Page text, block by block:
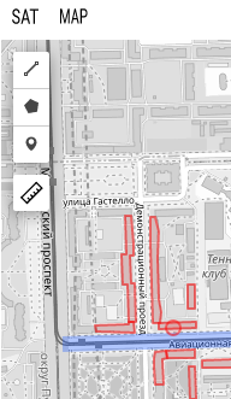
Draw
a
polyline
Draw
a
polygon
Draw
a
marker